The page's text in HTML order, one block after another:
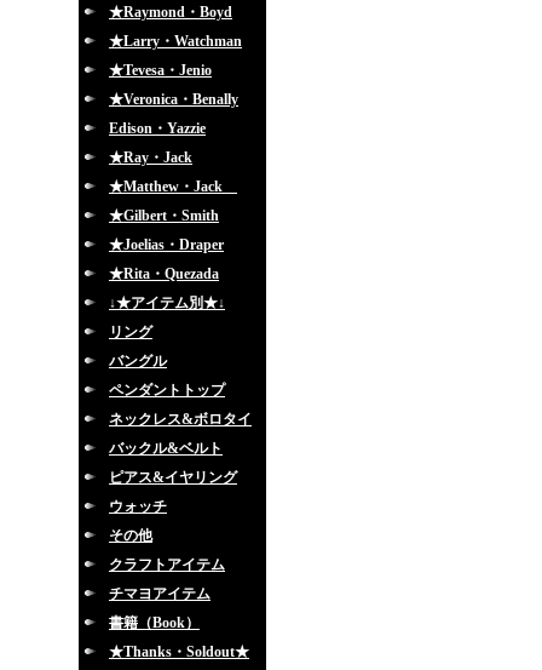
★Raymond・Boyd
★Larry・Watchman
★Tevesa・Jenio
★Veronica・Benally
Edison・Yazzie
★Ray・Jack
★Matthew・Jack
★Gilbert・Smith
★Joelias・Draper
★Rita・Quezada
↓★アイテム別★↓
リング
バングル
ペンダントトップ
ネックレス&ボロタイ
バックル&ベルト
ピアス&イヤリング
ウォッチ
その他
クラフトアイテム
チマヨアイテム
書籍（Book）
★Thanks・Soldout★